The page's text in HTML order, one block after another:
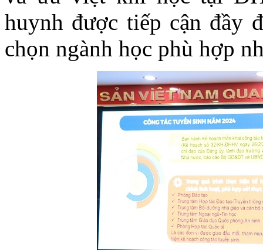
huynh được tiếp cận đầy
chọn ngành học phù hợp